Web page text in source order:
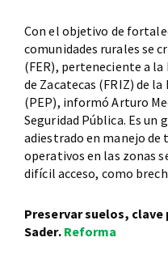
Con el objetivo de
comunidades rurales se
(FER), perteneciente a la
de Zacatecas (FRIZ) de
(PEP), informó Arturo
Seguridad Pública. Es un
adiestrado en manejo
operativos en las zonas
difícil acceso, como
Preservar suelos,
Sader. Reforma